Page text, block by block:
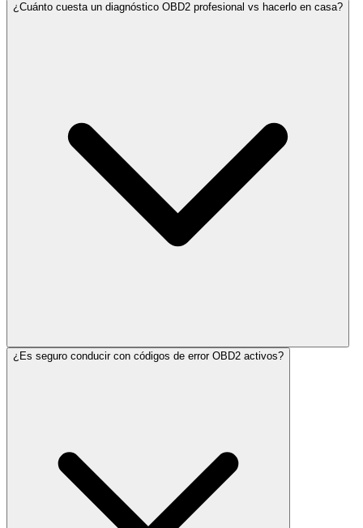
¿Cuánto cuesta un diagnóstico OBD2 profesional vs hacerlo en casa?
¿Es seguro conducir con códigos de error OBD2 activos?